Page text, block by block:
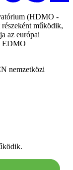
(HDMO -
működik,
az európai
EDMO
nemzetközi